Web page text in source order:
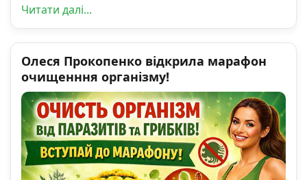
Читати далі...
Олеся Прокопенко відкрила марафон
очищенння організму!